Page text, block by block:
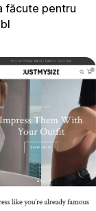
făcute pentru